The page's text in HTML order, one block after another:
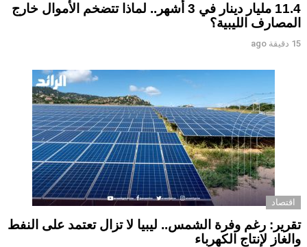
11.4 مليار دينار في 3 أشهر.. لماذا تتضخم الأموال خارج
المصارف الليبية؟
15 دقيقة ago
اقتصاد
تقرير: رغم وفرة الشمس.. ليبيا لا تزال تعتمد على النفط
والغاز لإنتاج الكهرباء